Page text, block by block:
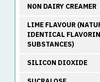
NON DAIRY CREAMER
LIME FLAVOUR
IDENTICAL
SUBSTANCES)
SILICON DIOXIDE